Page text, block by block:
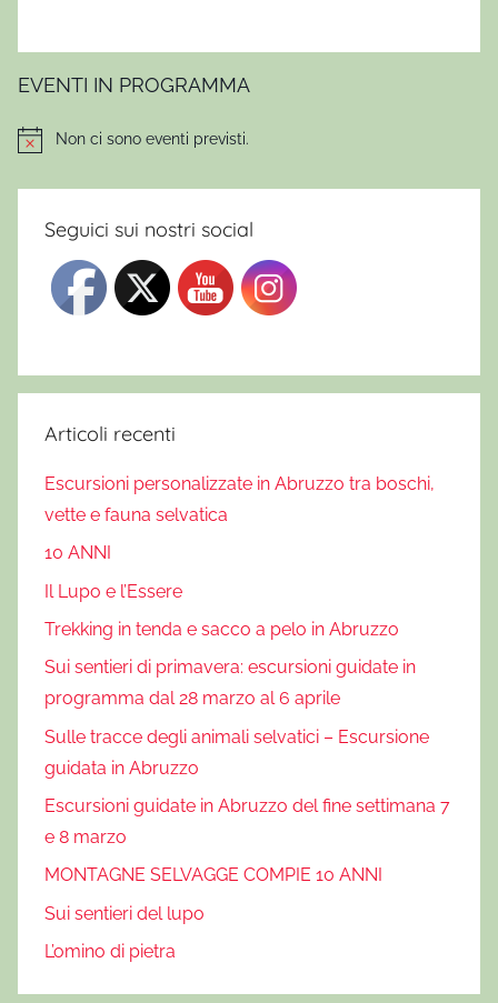
EVENTI IN PROGRAMMA
NoticeNon ci sono eventi previsti.
Seguici sui nostri social
Articoli recenti
Escursioni personalizzate in Abruzzo tra boschi,
vette e fauna selvatica
10 ANNI
Il Lupo e l’Essere
Trekking in tenda e sacco a pelo in Abruzzo
Sui sentieri di primavera: escursioni guidate in
programma dal 28 marzo al 6 aprile
Sulle tracce degli animali selvatici – Escursione
guidata in Abruzzo
Escursioni guidate in Abruzzo del fine settimana 7
e 8 marzo
MONTAGNE SELVAGGE COMPIE 10 ANNI
Sui sentieri del lupo
L’omino di pietra